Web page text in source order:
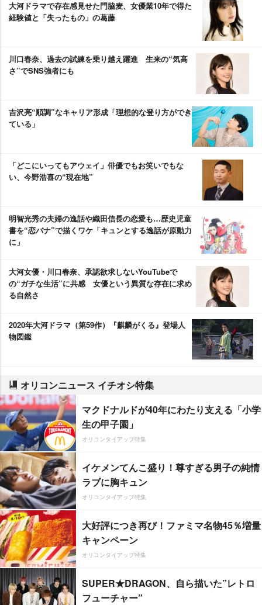
大河ドラマで存在感見せた門脇麦、女優業10年で得た
経験値と「失ったもの」の葛藤
川口春奈、過去の試練を乗り越え躍進 生来の“気高
さ”でSNS強者にも
吉沢亮“順調”なキャリア形成「理想的な登り方ができ
ている」
「どこにいってもアウェイ」俳優でもお笑いでもな
い、今野浩喜の“現在地”
明智光秀の夫婦の逸話や織田信長の恋愛も…歴史児童
書を“恋バナ”で描くワケ「キュンとする逸話が原動力
に」
大河女優・川口春奈、承認欲求しないYouTubeで
の“ガチな生活”に共感 女優という異質な存在に求め
る自然さ
2020年大河ドラマ（第59作）『麒麟がくる』登場人
物図鑑
オリコンニュース イチオシ特集
マクドナルドが40年にわたり支える「小学
生の甲子園」
オリコンタイアップ特集
イケメンてんこ盛り！尊すぎる男子の純情
ラブに胸キュン
オリコンタイアップ特集
大好評につき再び！ファミマ名物45％増量
キャンペーン
オリコンタイアップ特集
SUPER★DRAGON、自ら描いた”レトロ
フューチャー”